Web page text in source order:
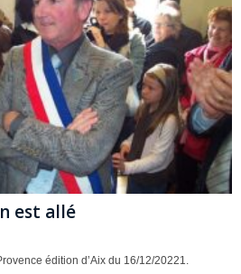
est allé
édition d’Aix du 16/12/20221.